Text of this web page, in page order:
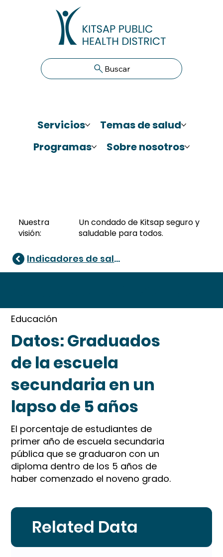
Buscar
Servicios
Temas de salud
Programas
Sobre nosotros
Nuestra
visión:
Un condado de Kitsap seguro y
saludable para todos.
Educación
Datos: Graduados
de la escuela
secundaria en un
lapso de 5 años
El porcentaje de estudiantes de
primer año de escuela secundaria
pública que se graduaron con un
diploma dentro de los 5 años de
haber comenzado el noveno grado.
Related Data
Indicadores de salud